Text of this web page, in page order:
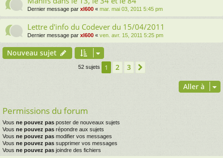
Dernier message par xl600 « mar. mai 03, 2011 5:45 pm
Lettre d'info du Codever du 15/04/2011
Dernier message par xl600 « ven. avr. 15, 2011 5:25 pm
Nouveau sujet
52 sujets 1 2 3
Aller à
Permissions du forum
Vous ne pouvez pas poster de nouveaux sujets
Vous ne pouvez pas répondre aux sujets
Vous ne pouvez pas modifier vos messages
Vous ne pouvez pas supprimer vos messages
Vous ne pouvez pas joindre des fichiers